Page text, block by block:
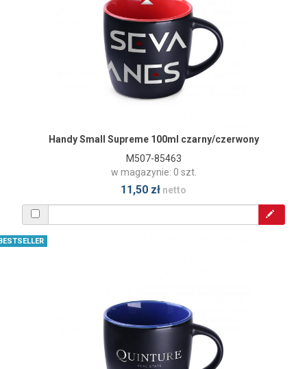
Handy Small Supreme 100ml czarny/czerwony
M507-85463
w magazynie: 0 szt.
11,50 zł netto